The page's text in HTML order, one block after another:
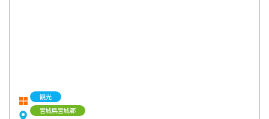
観光
宮城県宮城郡